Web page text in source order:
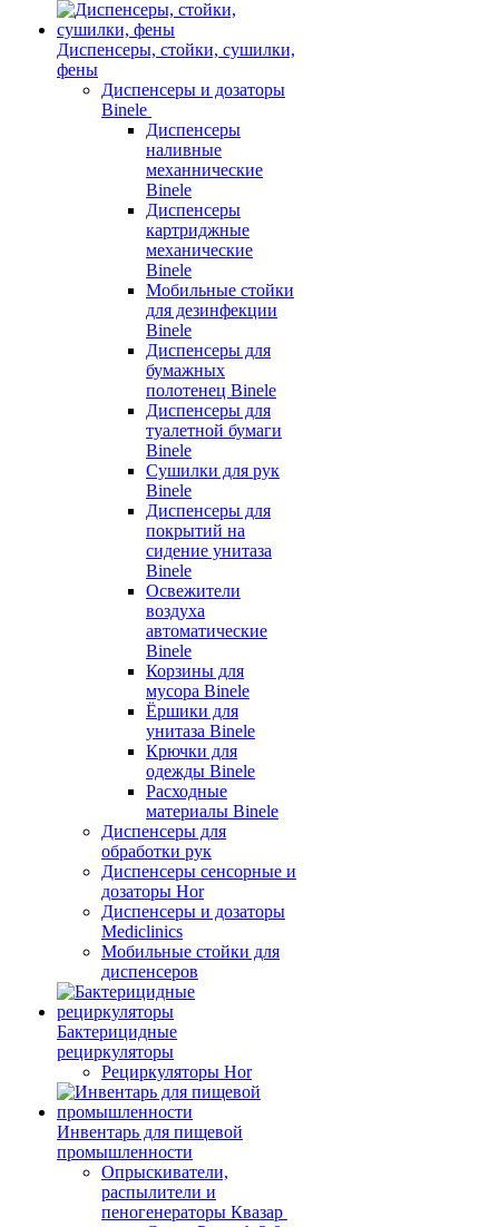
Диспенсеры, стойки, сушилки,
фены
Диспенсеры и дозаторы
Binele
Диспенсеры
наливные
механнические
Binele
Диспенсеры
картриджные
механические
Binele
Мобильные стойки
для дезинфекции
Binele
Диспенсеры для
бумажных
полотенец Binele
Диспенсеры для
туалетной бумаги
Binele
Сушилки для рук
Binele
Диспенсеры для
покрытий на
сидение унитаза
Binele
Освежители
воздуха
автоматические
Binele
Корзины для
мусора Binele
Ёршики для
унитаза Binele
Крючки для
одежды Binele
Расходные
материалы Binele
Диспенсеры для
обработки рук
Диспенсеры сенсорные и
дозаторы Hor
Диспенсеры и дозаторы
Mediclinics
Мобильные стойки для
диспенсеров
Бактерицидные
рециркуляторы
Рециркуляторы Hor
Инвентарь для пищевой
промышленности
Опрыскиватели,
распылители и
пеногенераторы Квазар